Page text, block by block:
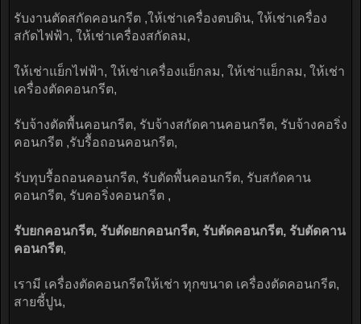
รับงานตัดสกัดคอนกรีต ,ให้เช่าเครื่องตบดิน, ให้เช่าเครื่อง
สกัดไฟฟ้า, ให้เช่าเครื่องสกัดลม,
ให้เช่าแย็กไฟฟ้า, ให้เช่าเครื่องแย็กลม, ให้เช่าแย็กลม, ให้เช่า
เครื่องตัดคอนกรีต,
รับจ้างตัดพื้นคอนกรีต, รับจ้างสกัดคานคอนกรีต, รับจ้างคอริ่ง
คอนกรีต ,รับรื้อถอนคอนกรีต,
รับทุบรื้อถอนคอนกรีต, รับตัดพื้นคอนกรีต, รับสกัดคาน
คอนกรีต, รับคอริ่งคอนกรีต ,
รับยกคอนกรีต, รับตัดยกคอนกรีต, รับตัดคอนกรีต, รับตัดคาน
คอนกรีต,
เรามี เครื่องตัดคอนกรีตให้เช่า ทุกขนาด เครื่องตัดคอนกรีต,
สายชี้ปูน,